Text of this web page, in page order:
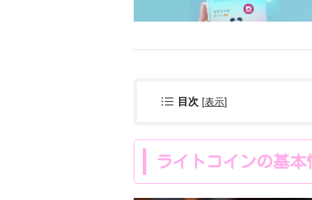
目次 [表示]
ライトコインの基本